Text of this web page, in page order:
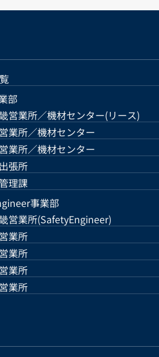
部
営業所／機材センター(リース)
業所／機材センター
業所／機材センター
張所
理課
事業部
営業所(SafetyEngineer)
業所
業所
業所
業所